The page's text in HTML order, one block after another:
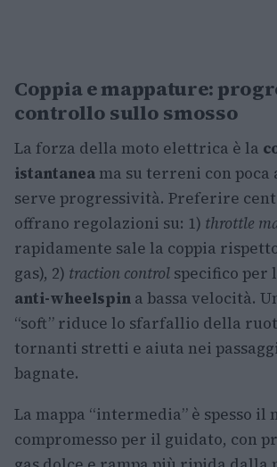
Coppia e mappature:
controllo sullo smosso
La forza della moto elettrica è la
istantanea ma su terreni con poca
serve progressività. Preferire
offrano regolazioni su: 1) throttle
rapidamente sale la coppia
gas), 2) traction control specifico per
anti-wheelspin a bassa velocità.
“soft” riduce lo sfarfallio della
tornanti stretti e aiuta nei
bagnate.
La mappa “intermedia” è spesso il
compromesso per il guidato, con